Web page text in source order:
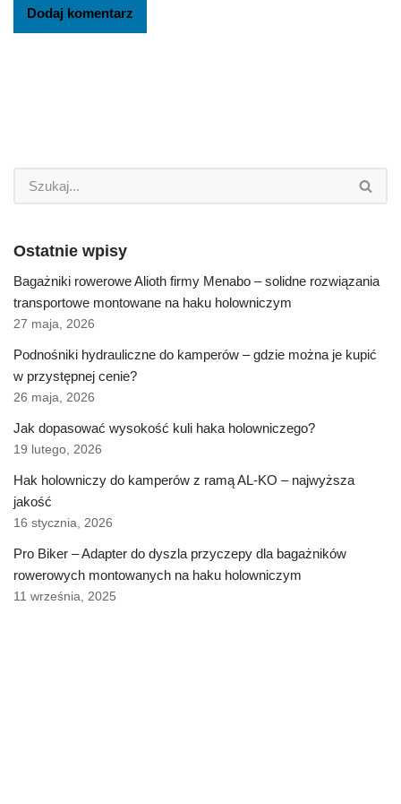
Ostatnie wpisy
Bagażniki rowerowe Alioth firmy Menabo – solidne rozwiązania
transportowe montowane na haku holowniczym
27 maja, 2026
Podnośniki hydrauliczne do kamperów – gdzie można je kupić
w przystępnej cenie?
26 maja, 2026
Jak dopasować wysokość kuli haka holowniczego?
19 lutego, 2026
Hak holowniczy do kamperów z ramą AL-KO – najwyższa
jakość
16 stycznia, 2026
Pro Biker – Adapter do dyszla przyczepy dla bagażników
rowerowych montowanych na haku holowniczym
11 września, 2025